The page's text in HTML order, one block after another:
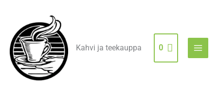
Kahvi ja teekauppa 0